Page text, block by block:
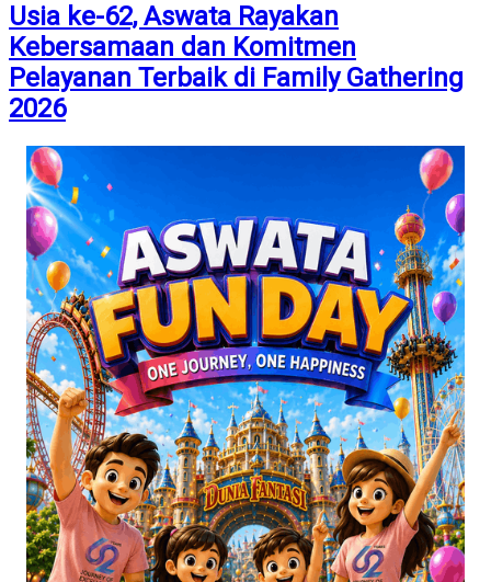
Usia ke-62, Aswata Rayakan
Kebersamaan dan Komitmen
Pelayanan Terbaik di Family Gathering
2026